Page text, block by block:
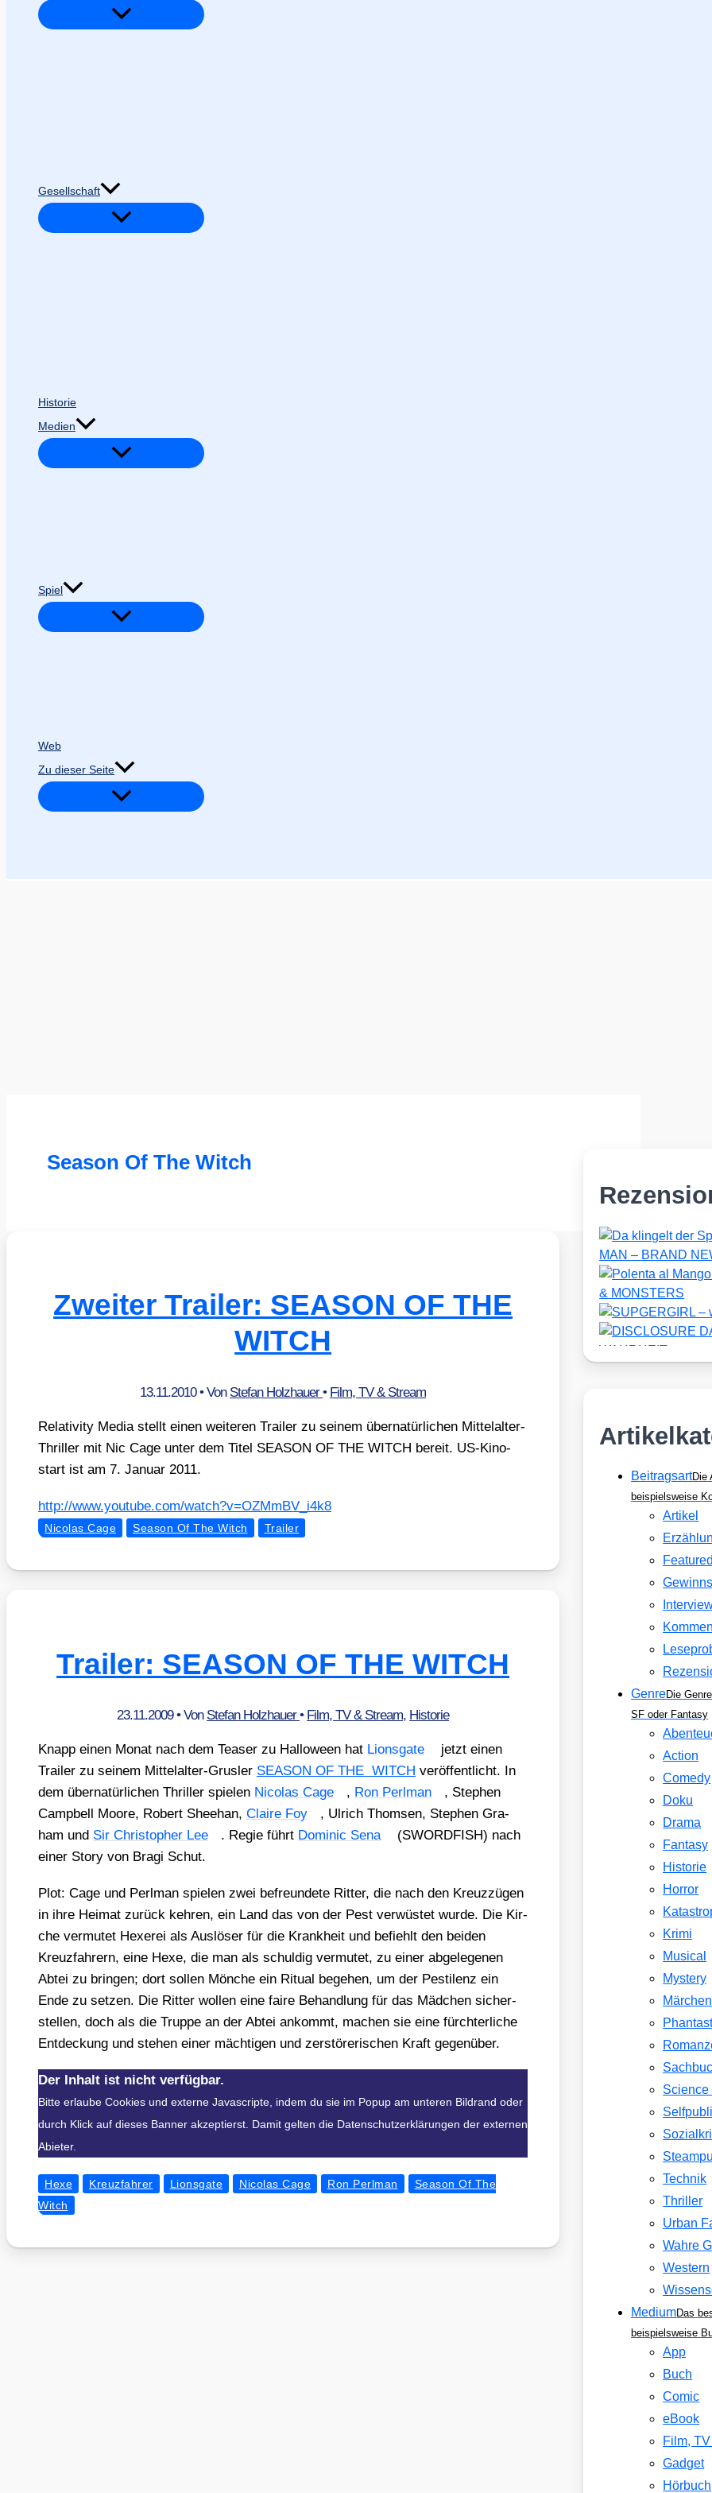
Gesellschaft
Historie
Medien
Spiel
Web
Zu dieser Seite
Season Of The Witch
Zweiter Trailer: SEASON OF THE
WITCH
13.11.2010• Von Stefan Holzhauer• Film, TV & Stream
Rela­ti­vi­ty Media stellt einen wei­te­ren Trai­ler zu sei­nem über­na­tür­li­chen Mit­tel­al­ter-
Thril­ler mit Nic Cage unter dem Titel SEASON OF THE WITCH bereit. US-Kino­
start ist am 7. Janu­ar 2011.
http://​www​.you​tube​.com/​w​a​t​c​h​?​v​=​O​Z​M​m​B​V​_​i​4k8
Nicolas Cage Season Of The Witch Trailer
Trailer: SEASON OF THE WITCH
23.11.2009• Von Stefan Holzhauer• Film, TV & Stream, Historie
Knapp einen Monat nach dem Teaser zu Hal­lo­ween hat Lions­gate
jetzt einen
Trai­ler zu sei­nem Mit­tel­al­ter-Grus­ler SEASON OF THE WITCH ver­öf­fent­licht. In
dem über­na­tür­li­chen Thril­ler spie­len Nico­las Cage , Ron Perl­man
, Ste­phen
Camp­bell Moo­re, Robert Shee­han, Clai­re Foy
, Ulrich Thom­sen, Ste­phen Gra­
ham und Sir Chris­to­pher Lee . Regie führt Domi­nic Sena
(SWORDFISH) nach
einer Sto­ry von Bra­gi Schut.
Plot: Cage und Perl­man spie­len zwei befreun­de­te Rit­ter, die nach den Kreuz­zü­gen
in ihre Hei­mat zurück keh­ren, ein Land das von der Pest ver­wüs­tet wur­de. Die Kir­
che ver­mu­tet Hexe­rei als Aus­lö­ser für die Krank­heit und befiehlt den bei­den
Kreuz­fah­rern, eine Hexe, die man als schul­dig ver­mu­tet, zu einer abge­le­ge­nen
Abtei zu brin­gen; dort sol­len Mön­che ein Ritu­al bege­hen, um der Pesti­lenz ein
Ende zu set­zen. Die Rit­ter wol­len eine fai­re Behand­lung für das Mäd­chen sicher­
stel­len, doch als die Trup­pe an der Abtei ankommt, machen sie eine fürch­ter­li­che
Ent­de­ckung und ste­hen einer mäch­ti­gen und zer­stö­re­ri­schen Kraft gegen­über.
Der Inhalt ist nicht verfügbar.
Bitte erlaube Cookies und externe Javascripte, indem du sie im Popup am unteren Bildrand oder
durch Klick auf dieses Banner akzeptierst. Damit gelten die Datenschutzerklärungen der externen
Abieter.
Hexe Kreuzfahrer Lionsgate Nicolas Cage Ron Perlman
Season Of The
Witch
BeitragsartDie
beispielsweise
Artikel
GenreDie
SF oder Fantasy
Action
Comedy
Doku
Drama
Fantasy
Historie
Horror
Krimi
Musical
Mystery
Märchen
Science
Technik
Thriller
Urban
Wahre
Western
MediumDas
beispielsweise
App
Buch
Comic
eBook
Film,
Gadget
Hörbuch